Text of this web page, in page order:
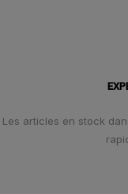
Les articles en stock